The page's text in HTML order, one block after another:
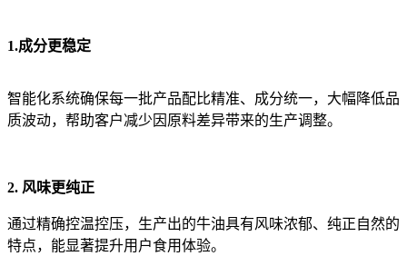
1.成分更稳定
智能化系统确保每一批产品配比精准、成分统一，大幅降低品
质波动，帮助客户减少因原料差异带来的生产调整。
2. 风味更纯正
通过精确控温控压，生产出的牛油具有风味浓郁、纯正自然的
特点，能显著提升用户食用体验。